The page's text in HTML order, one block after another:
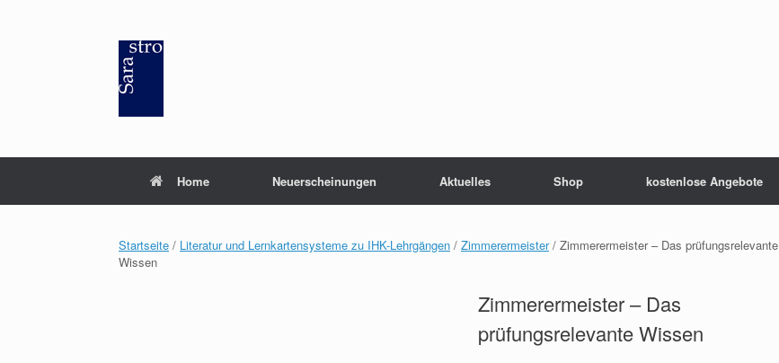
Home Neuerscheinungen Aktuelles Shop kostenlose Angebote
Startseite / Literatur und Lernkartensysteme zu IHK-Lehrgängen / Zimmerermeister/ Zimmerermeister – Das prüfungsrelevante
Wissen
Zimmerermeister – Das
prüfungsrelevante Wissen